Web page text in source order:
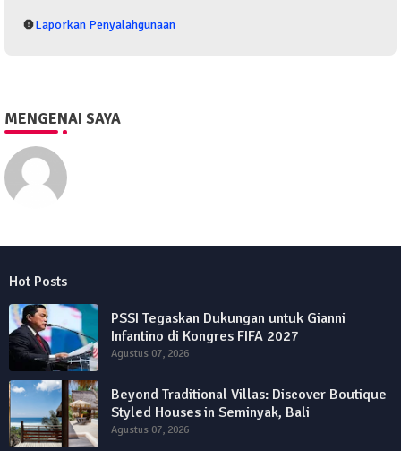
Laporkan Penyalahgunaan
MENGENAI SAYA
Hot Posts
PSSI Tegaskan Dukungan untuk Gianni
Infantino di Kongres FIFA 2027
Agustus 07, 2026
Beyond Traditional Villas: Discover Boutique
Styled Houses in Seminyak, Bali
Agustus 07, 2026